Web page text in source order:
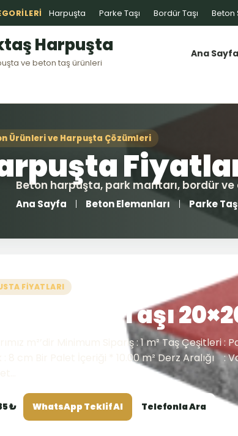
Harpuşta Parke Taşı Bordür Taşı Beton
Harpuşta
ve beton taş ürünleri
Ana Sayfa
Ana Sayfa Beton Elemanları Parke
FIYATLARI
Plak Taşı
m²’dir Minimum Sipariş : 1 m² Taş Çeşitleri :
: 8 cm Bir Palet İçeriği * 10.00 m² Derz Aralığı :
₺ WhatsApp Teklif Al Telefonla Ara